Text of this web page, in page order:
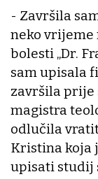
- Završila
neko
bolesti „Dr.
sam upisala
završila prije
magistra
odlučila
Kristina koja
upisati studij